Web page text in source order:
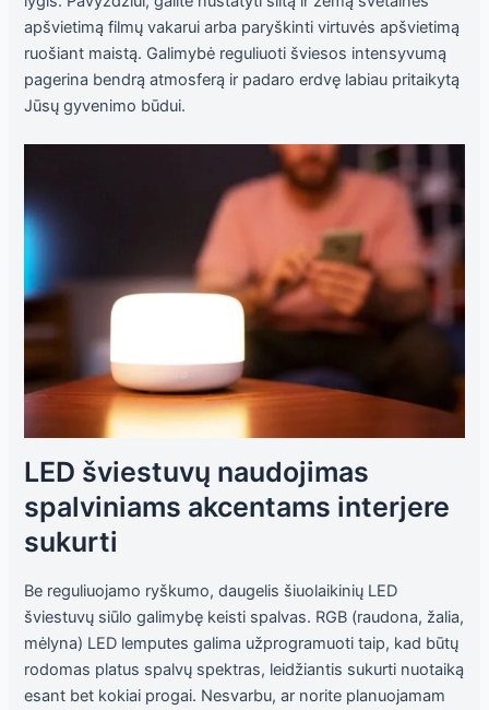
apšvietimą filmų vakarui arba paryškinti virtuvės apšvietimą
ruošiant maistą. Galimybė reguliuoti šviesos intensyvumą
pagerina bendrą atmosferą ir padaro erdvę labiau pritaikytą
Jūsų gyvenimo būdui.
LED šviestuvų naudojimas
spalviniams akcentams interjere
sukurti
Be reguliuojamo ryškumo, daugelis šiuolaikinių LED
šviestuvų siūlo galimybę keisti spalvas. RGB (raudona, žalia,
mėlyna) LED lemputes galima užprogramuoti taip, kad būtų
rodomas platus spalvų spektras, leidžiantis sukurti nuotaiką
esant bet kokiai progai. Nesvarbu, ar norite planuojamam